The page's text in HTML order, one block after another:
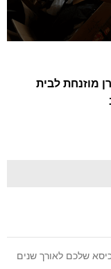
מוזנחת לבית
שלכם לאורך שנים